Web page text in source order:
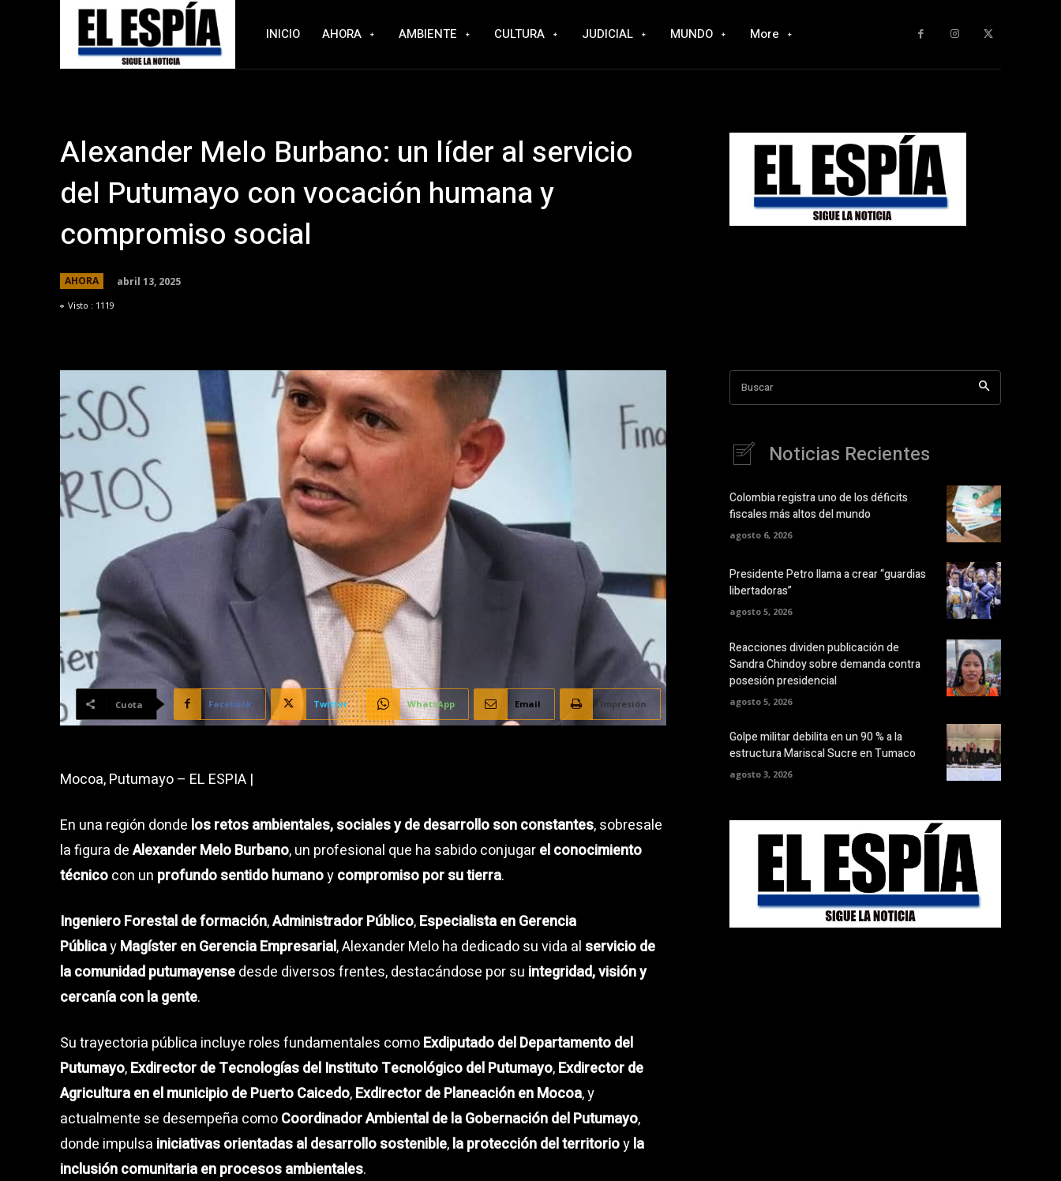
INICIO AHORA AMBIENTE CULTURA JUDICIAL MUNDO More
Alexander Melo Burbano: un líder al servicio
del Putumayo con vocación humana y
compromiso social
AHORA abril 13, 2025
Visto : 1119
Cuota Facebook Twitter WhatsApp Email Impresión
Mocoa, Putumayo – EL ESPIA |
En una región donde los retos ambientales, sociales y de desarrollo son constantes, sobresale
la figura deAlexander Melo Burbano, un profesional que ha sabido conjugarel conocimiento
técnicocon un profundo sentido humanoycompromiso por su tierra.
Ingeniero Forestal de formación,Administrador Público,Especialista en Gerencia
PúblicayMagíster en Gerencia Empresarial, Alexander Melo ha dedicado su vida al servicio de
la comunidad putumayensedesde diversos frentes, destacándose por su integridad, visión y
cercanía con la gente.
Su trayectoria pública incluye roles fundamentales comoExdiputado del Departamento del
Putumayo,Exdirector de Tecnologías del Instituto Tecnológico del Putumayo,Exdirector de
Agricultura en el municipio de Puerto Caicedo,Exdirector de Planeación en Mocoa, y
actualmente se desempeña comoCoordinador Ambiental de la Gobernación del Putumayo,
donde impulsa iniciativas orientadas al desarrollo sostenible,la protección del territorioyla
inclusión comunitaria en procesos ambientales.
Buscar
Noticias Recientes
Colombia registra uno de los déficits
fiscales más altos del mundo
agosto 6, 2026
Presidente Petro llama a crear “guardias
libertadoras”
agosto 5, 2026
Reacciones dividen publicación de
Sandra Chindoy sobre demanda contra
posesión presidencial
agosto 5, 2026
Golpe militar debilita en un 90 % a la
estructura Mariscal Sucre en Tumaco
agosto 3, 2026